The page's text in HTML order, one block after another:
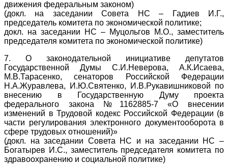
движения федеральным законом)
(докл. на заседании Совета НС – Гадиев И.Г.,
председатель комитета по экономической политике;
докл. на заседании НС – Муцольгов М.О., заместитель
председателя комитета по экономической политике)
7. О законодательной инициативе депутатов
Государственной Думы С.И.Неверова, А.К.Исаева,
М.В.Тарасенко, сенаторов Российской Федерации
Н.А.Журавлева, И.Ю.Святенко, И.В.Рукавишниковой по
внесению в Государственную Думу проекта
федерального закона №1162885-7 «О внесении
изменений в Трудовой кодекс Российской Федерации (в
части регулирования электронного документооборота в
сфере трудовых отношений)»
(докл. на заседании Совета НС и на заседании НС –
Богатырев И.С., заместитель председателя комитета по
здравоохранению и социальной политике)